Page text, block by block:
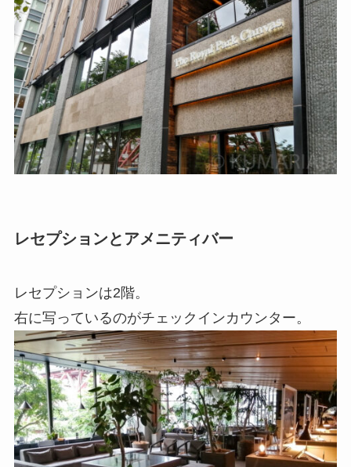
レセプションとアメニティバー
レセプションは2階。
右に写っているのがチェックインカウンター。